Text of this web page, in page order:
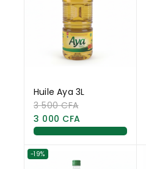
Huile Aya 3L
3 500CFA
3 000 CFA
-19%